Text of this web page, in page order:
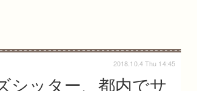
シッター、都内でサ
2018.10.4 Thu 14:45